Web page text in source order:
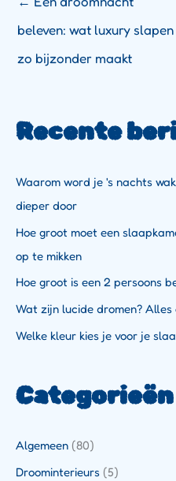
beleven: wat luxury slapen
zo bijzonder maakt
Recente
Waarom word je 's nachts
dieper door
Hoe groot moet een
op te mikken
Hoe groot is een 2 persoons
Wat zijn lucide dromen?
Welke kleur kies je voor je
Categorieën
Algemeen (80)
Droominterieurs (5)